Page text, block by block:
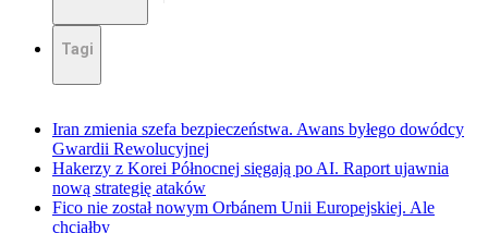
Tagi
Iran zmienia szefa bezpieczeństwa. Awans byłego dowódcy
Gwardii Rewolucyjnej
Hakerzy z Korei Północnej sięgają po AI. Raport ujawnia
nową strategię ataków
Fico nie został nowym Orbánem Unii Europejskiej. Ale
chciałby